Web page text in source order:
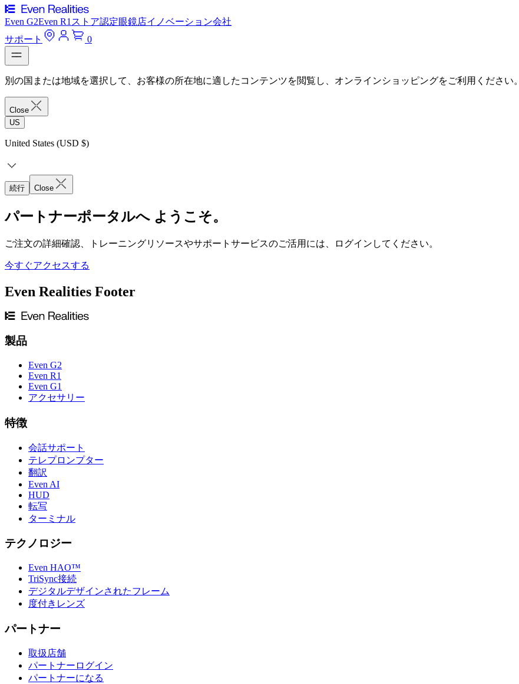
Even G2Even R1 ストア認定眼鏡店イノベーション会社
サポート
0
別の国または地域を選択して、お客様の所在地に適したコンテンツを閲覧し、オンラインショッピングをご利用ください。
Close
US
United States (USD $)
続行 Close
パートナーポータルへ ようこそ。
ご注文の詳細確認、トレーニングリソースやサポートサービスのご活用には、ログインしてください。
今すぐアクセスする
Even Realities Footer
製品
Even G2
Even R1
Even G1
アクセサリー
特徴
会話サポート
テレプロンプター
翻訳
Even AI
HUD
転写
ターミナル
テクノロジー
Even HAO™
TriSync接続
デジタルデザインされたフレーム
度付きレンズ
パートナー
取扱店舗
パートナーログイン
パートナーになる